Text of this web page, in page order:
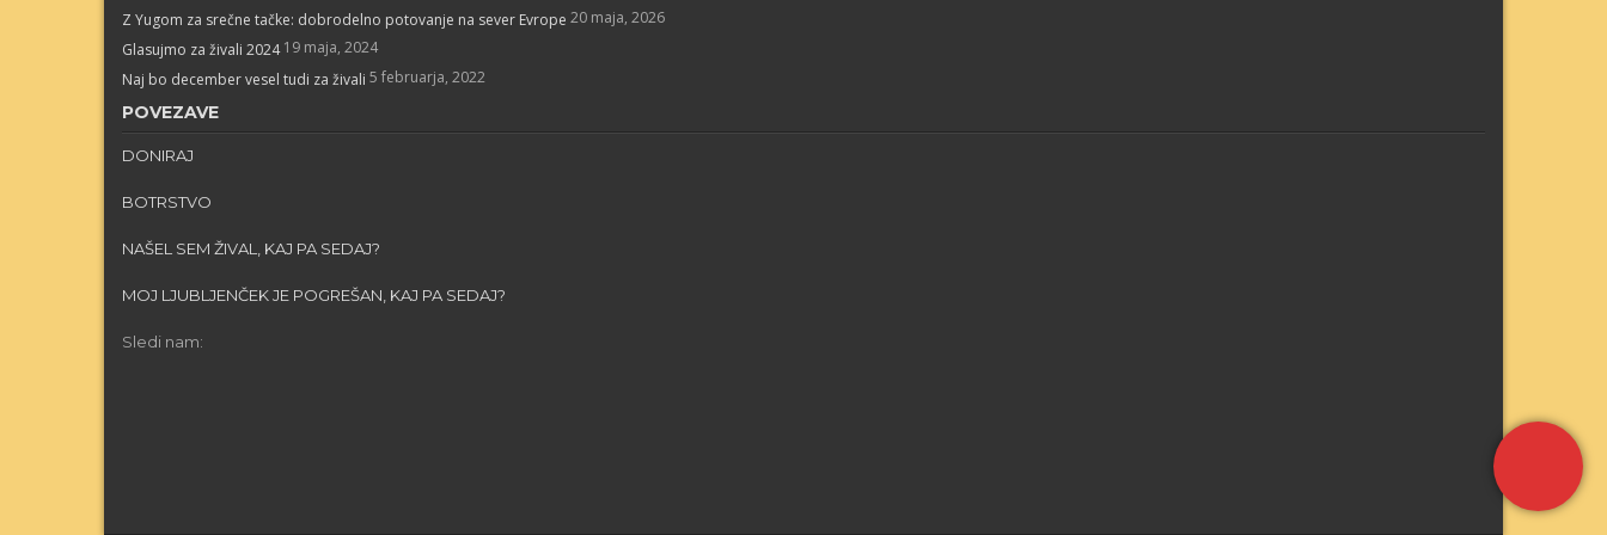
Z Yugom za srečne tačke: dobrodelno potovanje na sever Evrope 20 maja, 2026
Glasujmo za živali 2024 19 maja, 2024
Naj bo december vesel tudi za živali 5 februarja, 2022
POVEZAVE
DONIRAJ
BOTRSTVO
NAŠEL SEM ŽIVAL, KAJ PA SEDAJ?
MOJ LJUBLJENČEK JE POGREŠAN, KAJ PA SEDAJ?
Sledi nam: